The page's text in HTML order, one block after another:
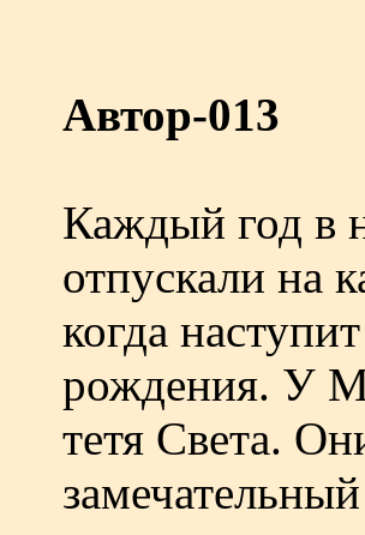
Автор-013
Каждый год в
отпускали на
когда
рождения. У
тетя Света.